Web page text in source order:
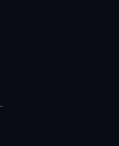
- Joy Wilson